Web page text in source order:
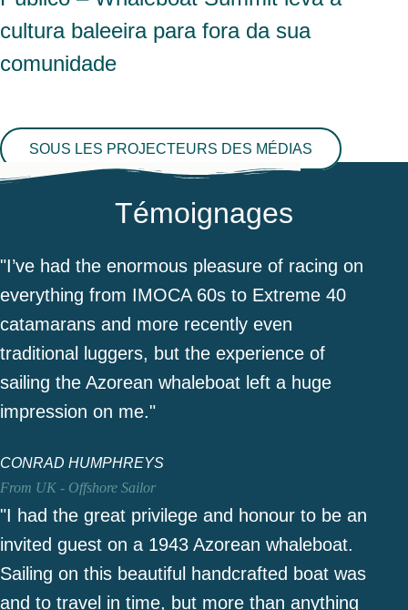
cultura baleeira para fora da sua
comunidade
SOUS LES PROJECTEURS DES MÉDIAS
Témoignages
"I’ve had the enormous pleasure of racing on
everything from IMOCA 60s to Extreme 40
catamarans and more recently even
traditional luggers, but the experience of
sailing the Azorean whaleboat left a huge
impression on me."
CONRAD HUMPHREYS
From UK - Offshore Sailor
"I had the great privilege and honour to be an
invited guest on a 1943 Azorean whaleboat.
Sailing on this beautiful handcrafted boat was
and to travel in time, but more than anything